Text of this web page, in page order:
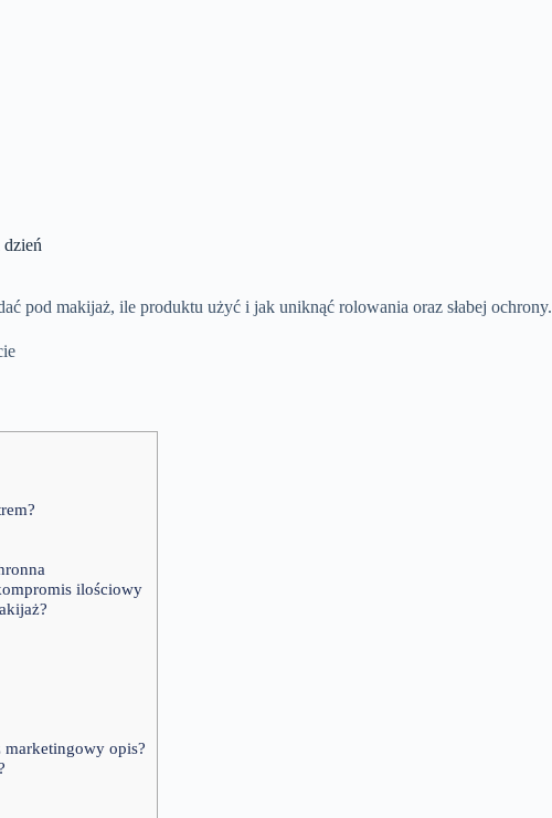
pod makijaż, ile produktu użyć i jak uniknąć rolowania oraz słabej ochrony.
ilościowy
marketingowy opis?